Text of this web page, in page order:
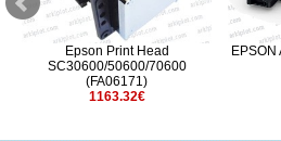
Epson Print Head
SC30600/50600/70600
(FA06171)
1163.32€